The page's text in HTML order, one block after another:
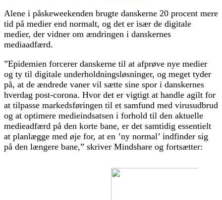
Alene i påskeweekenden brugte danskerne 20 procent mere
tid på medier end normalt, og det er især de digitale
medier, der vidner om ændringen i danskernes
mediaadfærd.
”Epidemien forcerer danskerne til at afprøve nye medier
og ty til digitale underholdningsløsninger, og meget tyder
på, at de ændrede vaner vil sætte sine spor i danskernes
hverdag post-corona. Hvor det er vigtigt at handle agilt for
at tilpasse markedsføringen til et samfund med virusudbrud
og at optimere medieindsatsen i forhold til den aktuelle
medieadfærd på den korte bane, er det samtidig essentielt
at planlægge med øje for, at en ’ny normal’ indfinder sig
på den længere bane,” skriver Mindshare og fortsætter: